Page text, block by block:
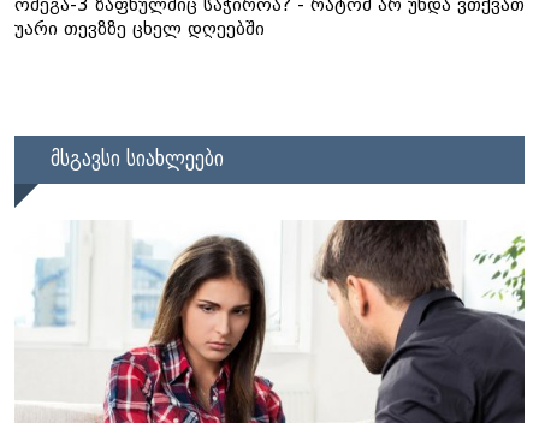
ომეგა-3 ზაფხულშიც საჭიროა? - რატომ არ უნდა ვთქვათ
უარი თევზზე ცხელ დღეებში
მსგავსი სიახლეები